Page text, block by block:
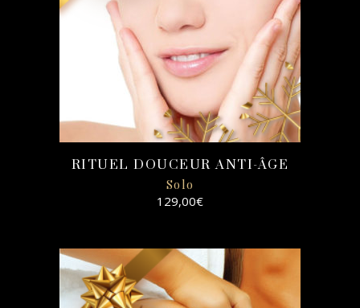
RITUEL DOUCEUR ANTI-ÂGE
Solo
129,00€
SELECT
OPTIONS